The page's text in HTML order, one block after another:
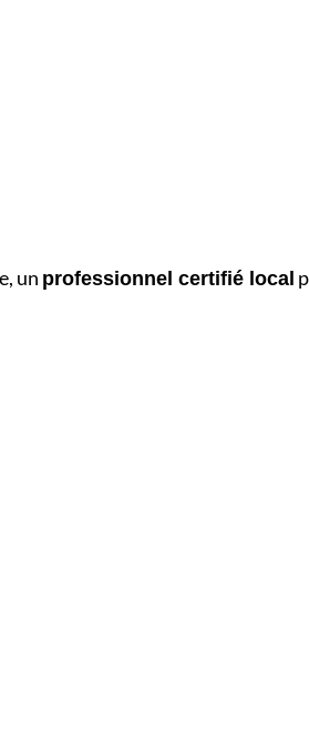
un professionnel certifié local